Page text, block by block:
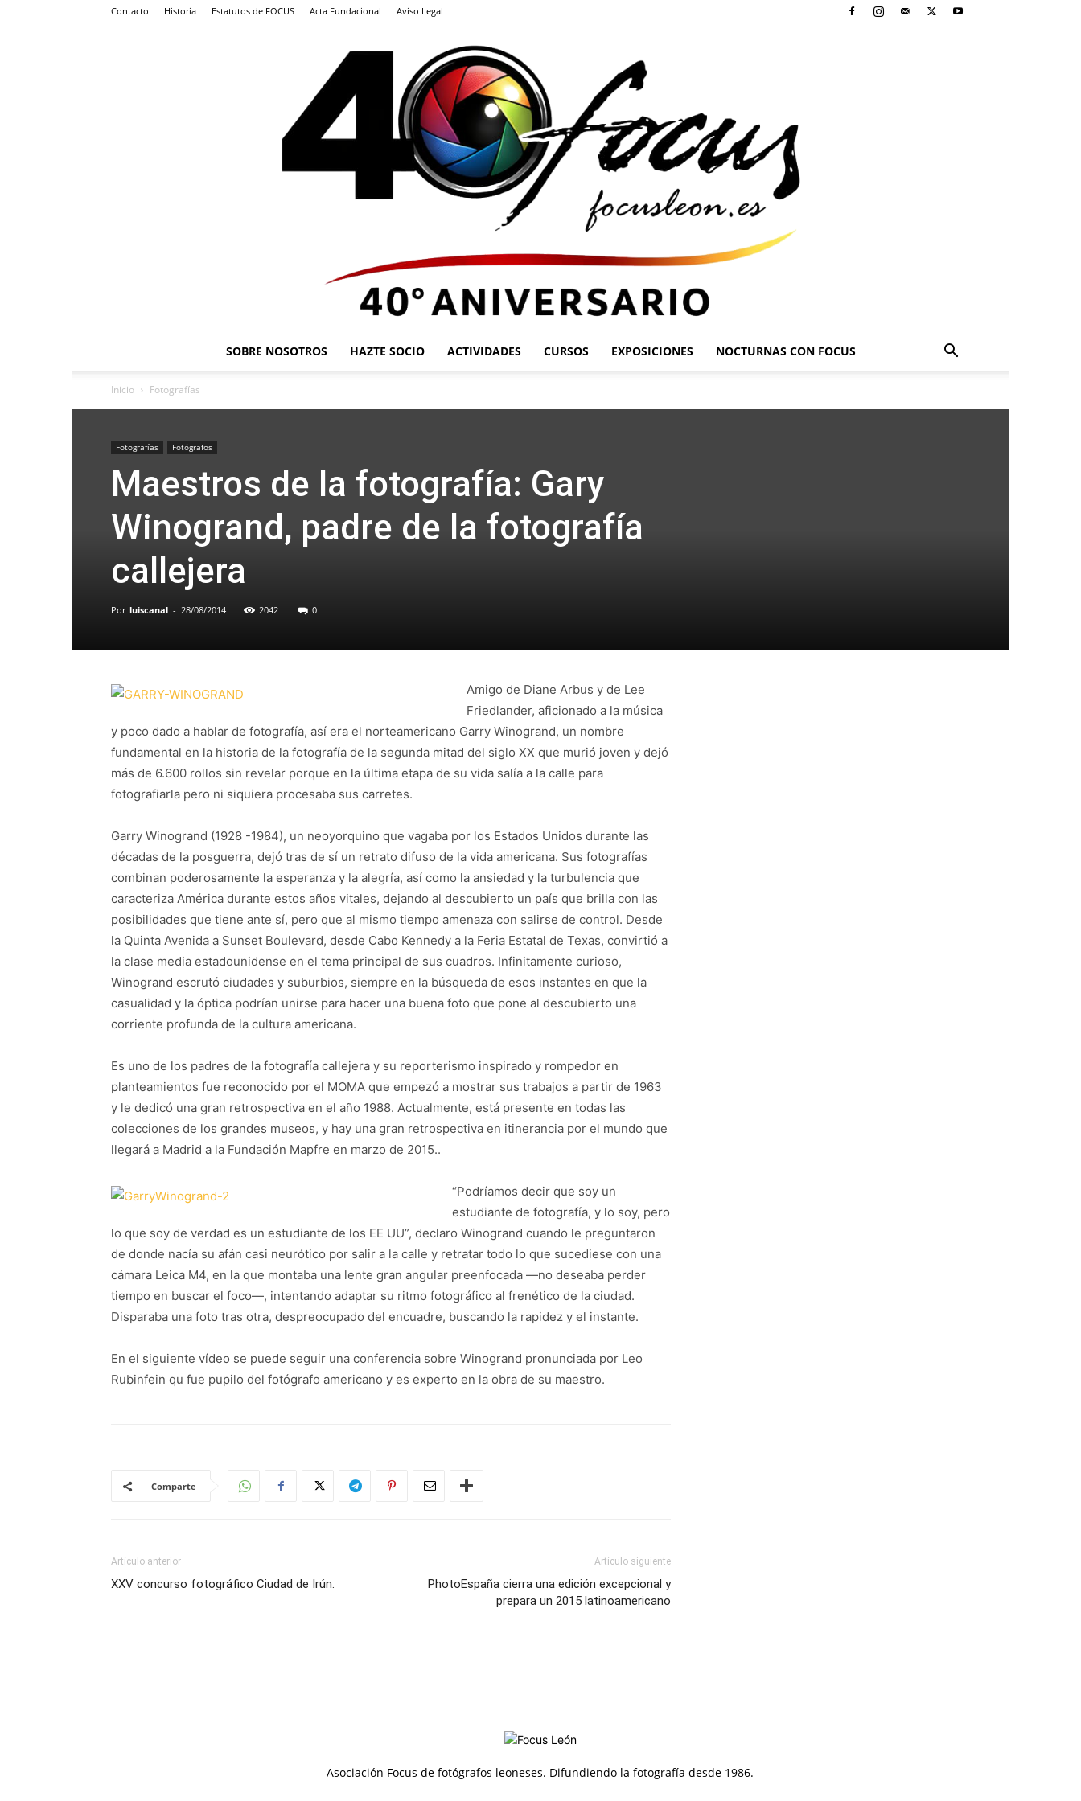
Contacto Historia Estatutos de FOCUS Acta Fundacional Aviso Legal
SOBRE NOSOTROS HAZTE SOCIO ACTIVIDADES CURSOS EXPOSICIONES NOCTURNAS CON FOCUS
Inicio Fotografías
Fotografías Fotógrafos
Maestros de la fotografía: Gary
Winogrand, padre de la fotografía
callejera
Por luiscanal - 28/08/2014 2042 0
Amigo de Diane Arbus y de Lee
Friedlander, aficionado a la música
y poco dado a hablar de fotografía, así era el norteamericano Garry Winogrand, un nombre
fundamental en la historia de la fotografía de la segunda mitad del siglo XX que murió joven y dejó
más de 6.600 rollos sin revelar porque en la última etapa de su vida salía a la calle para
fotografiarla pero ni siquiera procesaba sus carretes.
Garry Winogrand (1928 -1984), un neoyorquino que vagaba por los Estados Unidos durante las
décadas de la posguerra, dejó tras de sí un retrato difuso de la vida americana. Sus fotografías
combinan poderosamente la esperanza y la alegría, así como la ansiedad y la turbulencia que
caracteriza América durante estos años vitales, dejando al descubierto un país que brilla con las
posibilidades que tiene ante sí, pero que al mismo tiempo amenaza con salirse de control. Desde
la Quinta Avenida a Sunset Boulevard, desde Cabo Kennedy a la Feria Estatal de Texas, convirtió a
la clase media estadounidense en el tema principal de sus cuadros. Infinitamente curioso,
Winogrand escrutó ciudades y suburbios, siempre en la búsqueda de esos instantes en que la
casualidad y la óptica podrían unirse para hacer una buena foto que pone al descubierto una
corriente profunda de la cultura americana.
Es uno de los padres de la fotografía callejera y su reporterismo inspirado y rompedor en
planteamientos fue reconocido por el MOMA que empezó a mostrar sus trabajos a partir de 1963
y le dedicó una gran retrospectiva en el año 1988. Actualmente, está presente en todas las
colecciones de los grandes museos, y hay una gran retrospectiva en itinerancia por el mundo que
llegará a Madrid a la Fundación Mapfre en marzo de 2015..
“Podríamos decir que soy un
estudiante de fotografía, y lo soy, pero
lo que soy de verdad es un estudiante de los EE UU”, declaro Winogrand cuando le preguntaron
de donde nacía su afán casi neurótico por salir a la calle y retratar todo lo que sucediese con una
cámara Leica M4, en la que montaba una lente gran angular preenfocada —no deseaba perder
tiempo en buscar el foco—, intentando adaptar su ritmo fotográfico al frenético de la ciudad.
Disparaba una foto tras otra, despreocupado del encuadre, buscando la rapidez y el instante.
En el siguiente vídeo se puede seguir una conferencia sobre Winogrand pronunciada por Leo
Rubinfein qu fue pupilo del fotógrafo americano y es experto en la obra de su maestro.
Comparte
Artículo anterior
XXV concurso fotográfico Ciudad de Irún.
Artículo siguiente
PhotoEspaña cierra una edición excepcional y
prepara un 2015 latinoamericano
Asociación Focus de fotógrafos leoneses. Difundiendo la fotografía desde 1986.